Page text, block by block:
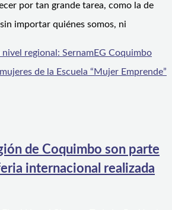
por tan grande tarea, como la de
importar quiénes somos, ni
nivel regional: SernamEG Coquimbo
de la Escuela “Mujer Emprende”
de Coquimbo son parte
internacional realizada